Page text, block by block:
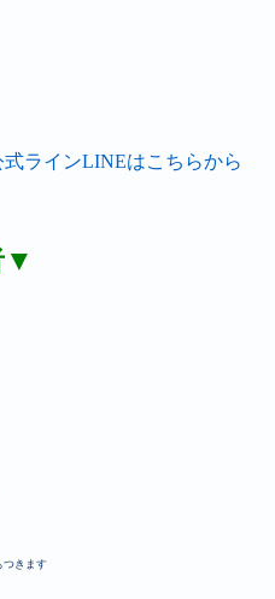
式ラインLINEはこちらから
▼
つきます